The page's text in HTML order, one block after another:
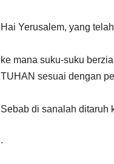
Hai Yerusalem, yang
ke mana suku-suku
TUHAN sesuai dengan
Sebab di sanalah ditaruh
.